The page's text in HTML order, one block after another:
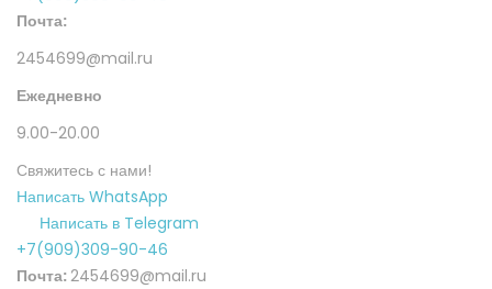
Почта:
2454699@mail.ru
Ежедневно
9.00-20.00
Свяжитесь с нами!
Написать WhatsApp
Написать в Telegram
+7(909)309-90-46
Почта:2454699@mail.ru